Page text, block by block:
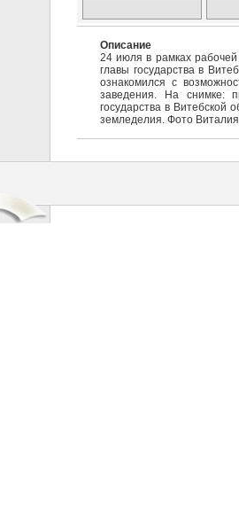
Описание
24 июля в рамках
главы государства в
ознакомился с
заведения. На снимке:
государства в Витебской
земледелия. Фото